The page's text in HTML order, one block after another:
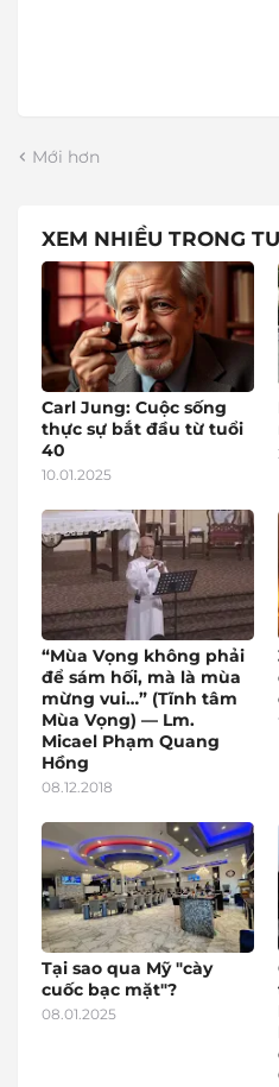
Mới hơn
XEM NHIỀU TRONG
Carl Jung: Cuộc sống
thực sự bắt đầu từ tuổi
40
10.01.2025
“Mùa Vọng không phải
để sám hối, mà là mùa
mừng vui…” (Tĩnh tâm
Mùa Vọng) — Lm.
Micael Phạm Quang
Hồng
08.12.2018
Tại sao qua Mỹ "cày
cuốc bạc mặt"?
08.01.2025